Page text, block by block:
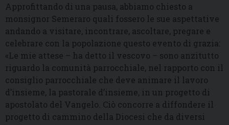
Approfittando di una pausa, abbiamo chiesto a
monsignor Semeraro quali fossero le sue aspettative
andando a visitare, incontrare, ascoltare, pregare e
celebrare con la popolazione questo evento di grazia:
«Le mie attese – ha detto il vescovo – sono anzitutto
riguardo la comunità parrocchiale, nel rapporto con il
consiglio parrocchiale che deve animare il lavoro
d’insieme, la pastorale d’insieme, in un progetto di
apostolato del Vangelo. Ciò concorre a diffondere il
progetto di cammino della Diocesi che da diversi